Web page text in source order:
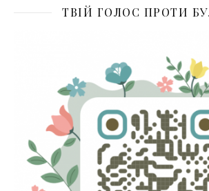
ТВІЙ ГОЛОС ПРОТИ